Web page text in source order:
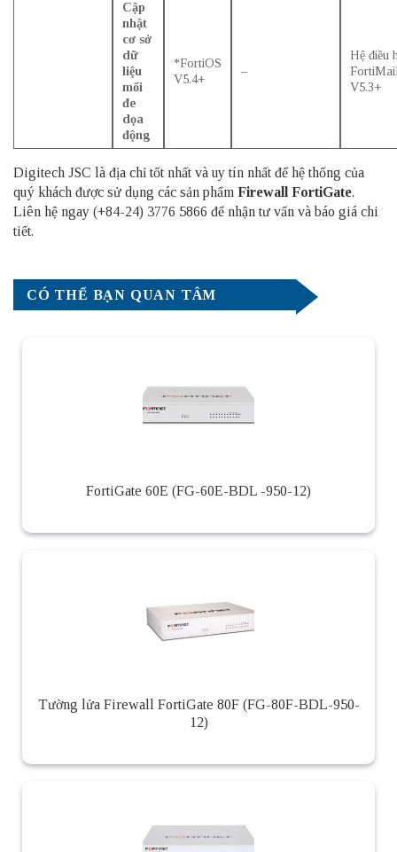
Cập
nhật
cơ sở
dữ
liệu
mối
đe
dọa
động
*FortiOS
V5.4+
–
Hệ điều
V5.3+
Digitech JSC là địa chỉ tốt nhất và uy tín nhất để hệ thống của
quý khách được sử dụng các sản phẩm Firewall FortiGate.
Liên hệ ngay (+84-24) 3776 5866 để nhận tư vấn và báo giá chi
tiết.
CÓ THỂ BẠN QUAN TÂM
FortiGate 60E (FG-60E-BDL -950-12)
Tường lửa Firewall FortiGate 80F (FG-80F-BDL-950-
12)